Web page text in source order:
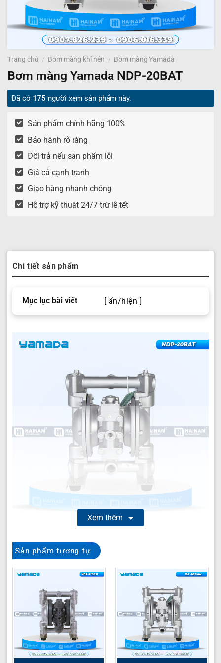
Trang chủ / Bơm màng khí nén / Bơm màng Yamada
Bơm màng Yamada NDP-20BAT
Đã có 175 người xem sản phẩm này.
Sản phẩm chính hãng 100%
Bảo hành rõ ràng
Đổi trả nếu sản phẩm lỗi
Giá cả cạnh tranh
Giao hàng nhanh chóng
Hỗ trợ kỹ thuật 24/7 trừ lễ tết
Chi tiết sản phẩm
Mục lục bài viết [ ẩn/hiện ]
Bơm màng Yamada NDP-20BAT
khí nén cao cấp từ thương hiệu Yamada danh tiếng,
được thiết kế chuyên biệt để vận chuyển hiệu quả các
nhớt cao trong môi trường công nghiệp khắc nghiệt. Với
cấu tạo thân nhôm chắc chắn và các vật liệu tiếp xúc
chất lỏng chống ăn mòn vượt trội, Model NDP-20BAT
đảm bảo hoạt động bền bỉ, an toàn và ổn định, đáp ứng
yêu cầu khắt khe của nhiều ngành sản xuất.
Xem thêm
Sản phẩm tương tự